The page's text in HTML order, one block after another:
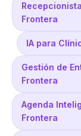
Frontera
IA para
Gestión de
Frontera
Agenda
Frontera